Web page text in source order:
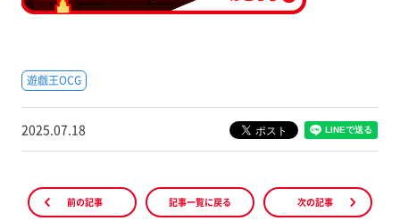
遊戯王OCG
2025.07.18
前の記事 記事一覧に戻る 次の記事